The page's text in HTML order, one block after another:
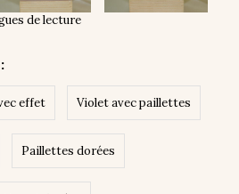
de lecture
effet Violet avec paillettes
Paillettes dorées